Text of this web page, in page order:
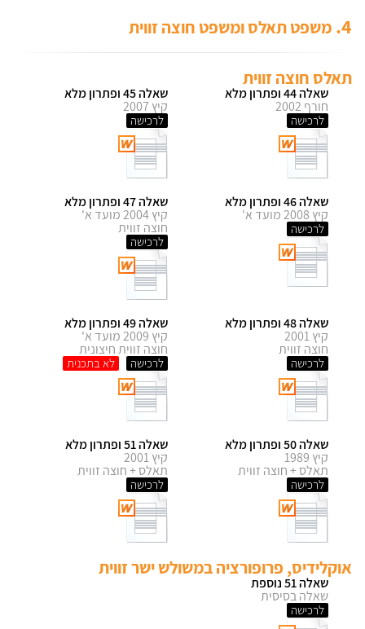
4. משפט תאלס ומשפט חוצה זווית
תאלס חוצה זווית
שאלה 44 ופתרון מלא
חורף 2002
לרכישה
שאלה 45 ופתרון מלא
קיץ 2007
לרכישה
שאלה 46 ופתרון מלא
קיץ 2008 מועד א'
לרכישה
שאלה 47 ופתרון מלא
קיץ 2004 מועד א'
חוצה זווית
לרכישה
שאלה 48 ופתרון מלא
קיץ 2001
חוצה זווית
לרכישה
שאלה 49 ופתרון מלא
קיץ 2009 מועד א'
חוצה זווית חיצונית
לרכישה
שאלה 50 ופתרון מלא
קיץ 1989
תאלס + חוצה זווית
לרכישה
שאלה 51 ופתרון מלא
קיץ 2001
תאלס + חוצה זווית
לרכישה
אוקלידיס, פרופורציה במשולש ישר זווית
שאלה 51 נוספת
שאלה בסיסית
לרכישה